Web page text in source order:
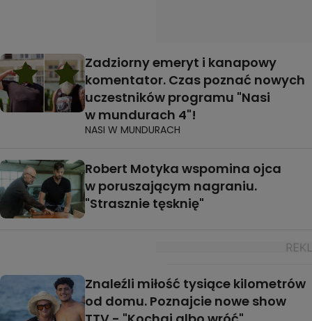
Zadziorny emeryt i kanapowy
komentator. Czas poznać nowych
uczestników programu "Nasi
w mundurach 4"!
NASI W MUNDURACH
Robert Motyka wspomina ojca
w poruszającym nagraniu.
"Strasznie tęsknię"
Znaleźli miłość tysiące kilometrów
od domu. Poznajcie nowe show